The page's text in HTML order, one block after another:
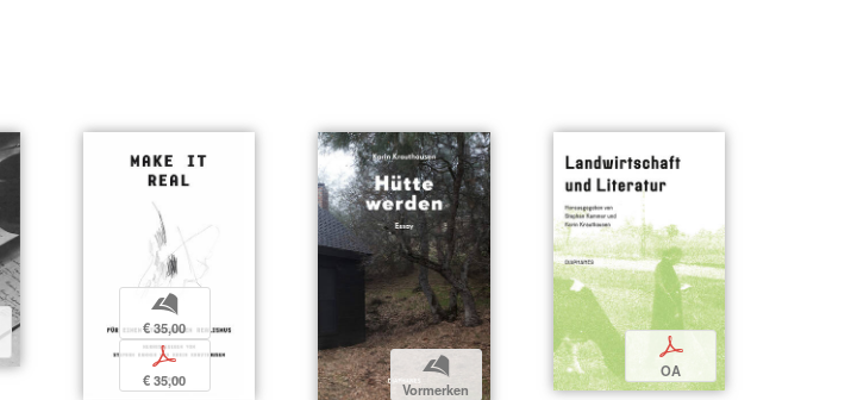
b
€ 35,00
p
€ 35,00
b
Vormerken
p
OA